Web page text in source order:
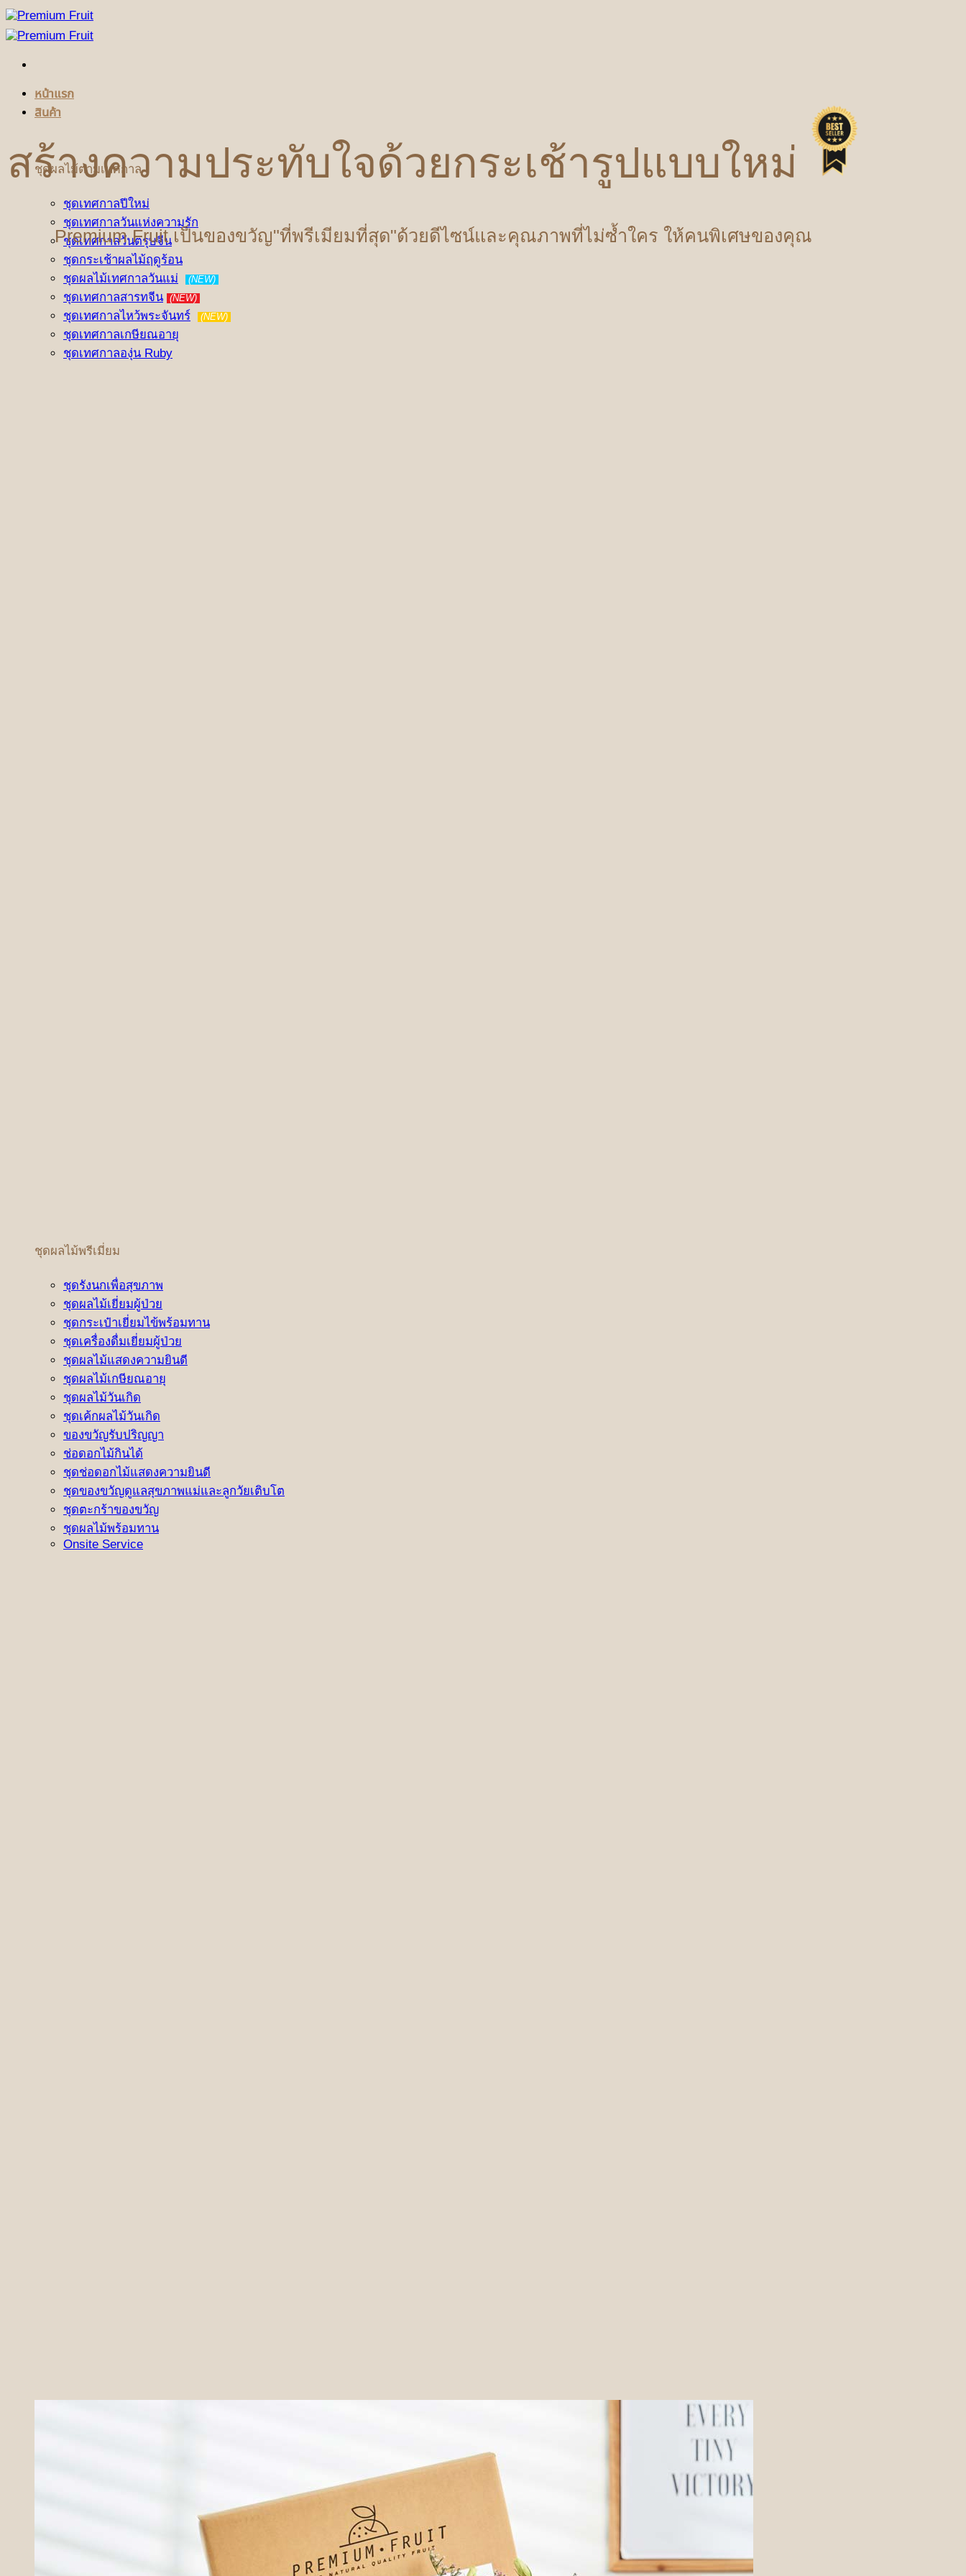
ข้าม
ไป
เนื้อหา
หน้าแรก
สินค้า
ชุดผลไม้ตามเทศกาล
ชุดเทศกาลปีใหม่
ชุดเทศกาลวันแห่งความรัก
ชุดเทศกาลวันตรุษจีน
ชุดกระเช้าผลไม้ฤดูร้อน
ชุดผลไม้เทศกาลวันแม่
(NEW)
ชุดเทศกาลสารทจีน (NEW)
ชุดเทศกาลไหว้พระจันทร์ (NEW)
ชุดเทศกาลเกษียณอายุ
ชุดเทศกาลองุ่น Ruby
ชุดผลไม้พรีเมี่ยม
ชุดรังนกเพื่อสุขภาพ
ชุดผลไม้เยี่ยมผู้ป่วย
ชุดกระเป๋าเยี่ยมไข้พร้อมทาน
ชุดเครื่องดื่มเยี่ยมผู้ป่วย
ชุดผลไม้แสดงความยินดี
ชุดผลไม้เกษียณอายุ
ชุดผลไม้วันเกิด
ชุดเค้กผลไม้วันเกิด
ของขวัญรับปริญญา
ช่อดอกไม้กินได้
ชุดช่อดอกไม้แสดงความยินดี
ชุดของขวัญดูแลสุขภาพแม่และลูกวัยเติบโต
ชุดตะกร้าของขวัญ
ชุดผลไม้พร้อมทาน
Onsite Service
สร้างความประทับใจด้วยกระเช้ารูปแบบใหม่
Premium Fruit เป็นของขวัญ"ที่พรีเมียมที่สุด"ด้วยดีไซน์และคุณภาพที่ไม่ซ้ำใคร ให้คนพิเศษของคุณ